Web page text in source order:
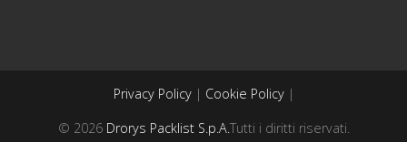
Privacy Policy| Cookie Policy|
© 2026 Drorys Packlist S.p.A.Tutti i diritti riservati.